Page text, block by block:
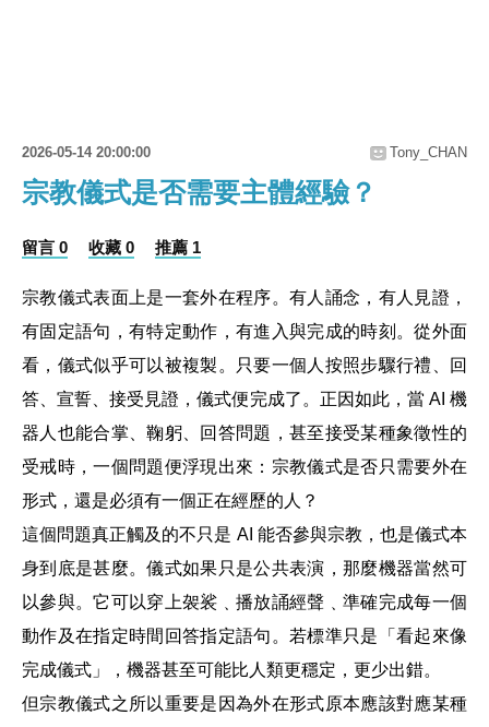
2026-05-14 20:00:00 Tony_CHAN
宗教儀式是否需要主體經驗？
留言 0 收藏 0 推薦 1
宗教儀式表面上是一套外在程序。有人誦念，有人見證，
有固定語句，有特定動作，有進入與完成的時刻。從外面
看，儀式似乎可以被複製。只要一個人按照步驟行禮、回
答、宣誓、接受見證，儀式便完成了。正因如此，當 AI 機
器人也能合掌、鞠躬、回答問題，甚至接受某種象徵性的
受戒時，一個問題便浮現出來：宗教儀式是否只需要外在
形式，還是必須有一個正在經歷的人？
這個問題真正觸及的不只是 AI 能否參與宗教，也是儀式本
身到底是甚麼。儀式如果只是公共表演，那麼機器當然可
以參與。它可以穿上袈裟﹑播放誦經聲﹑準確完成每一個
動作及在指定時間回答指定語句。若標準只是「看起來像
完成儀式」，機器甚至可能比人類更穩定，更少出錯。
但宗教儀式之所以重要是因為外在形式原本應該對應某種